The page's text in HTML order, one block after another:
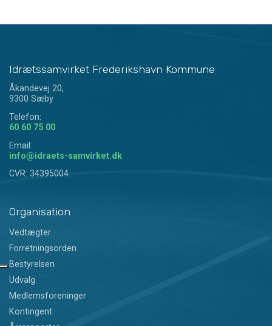
Idrætssamvirket Frederikshavn Kommune
Åkandevej 20,
9300 Sæby
Telefon:
60 60 75 00
Email:
info@idraets-samvirket.dk
CVR: 34395004
Organisation
Vedtægter
Forretningsorden
Bestyrelsen
Udvalg
Medlemsforeninger
Kontingent